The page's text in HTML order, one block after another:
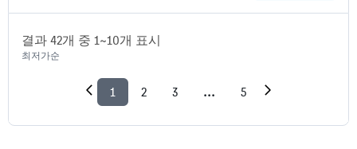
결과 42개 중 1~10개 표시
최저가순
1 2 3 ... 5